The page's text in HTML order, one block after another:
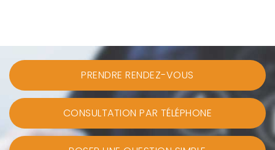
PRENDRE RENDEZ-VOUS
CONSULTATION PAR TÉLÉPHONE